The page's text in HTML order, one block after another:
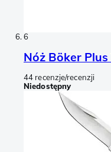
6
Nóż Böker
44 recenzje/recenzji
Niedostępny